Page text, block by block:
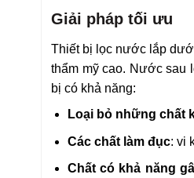
Giải pháp tối ưu
Thiết bị lọc nước lắp
thẩm mỹ cao. Nước sau
bị có khả năng:
Loại bỏ những chất
Các chất làm đục: vi
Chất có khả năng